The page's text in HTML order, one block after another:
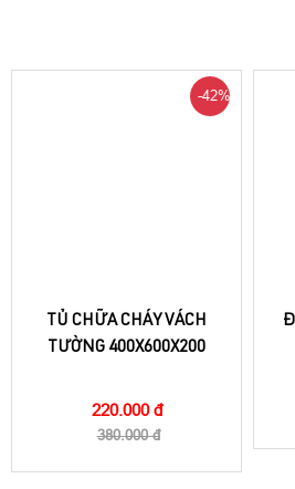
-42%
TỦ CHỮA CHÁY VÁCH
TƯỜNG 400X600X200
220.000 đ
380.000 đ